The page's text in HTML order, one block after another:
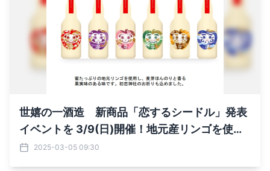
世嬉の一酒造 新商品「恋するシードル」発表
イベントを 3/9(日)開催！地元産リンゴを使用
した麦芽が香るアルコール飲料
2025-03-05 09:30